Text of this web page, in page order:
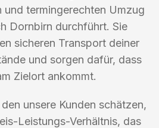
und termingerechten Umzug
Dornbirn durchführt. Sie
sicheren Transport deiner
und sorgen dafür, dass
Zielort ankommt.
unsere Kunden schätzen,
Leistungs-Verhältnis, das